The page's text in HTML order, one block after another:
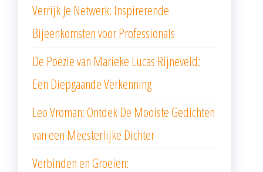
Verrijk Je Netwerk: Inspirerende
Bijeenkomsten voor Professionals
De Poëzie van Marieke Lucas Rijneveld:
Een Diepgaande Verkenning
Leo Vroman: Ontdek De Mooiste Gedichten
van een Meesterlijke Dichter
Verbinden en Groeien: